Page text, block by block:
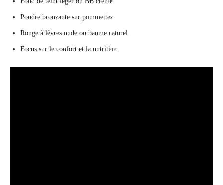
Poudre bronzante sur pommettes
Rouge à lèvres nude ou baume naturel
Focus sur le confort et la nutrition